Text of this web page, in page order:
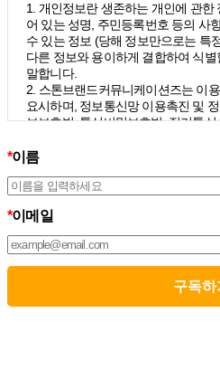
1. 개인정보란 생존하는 개인에 관한
어 있는 성명, 주민등록번호 등의 사
수 있는 정보 (당해 정보만으로는 특
다른 정보와 용이하게 결합하여 식
말합니다.
2. 스톤브랜드커뮤니케이션즈는 이
요시하며, 정보통신망 이용촉진 및
보보호법, 통신비밀보호법, 전기통
개인정보처리방침을 통하여 이용자
치가 취해지고 있는지 알려드립니다.
선을 위하여 개정하는데 필요한 절차
리방침을 회사의 필요와 사회적 변
리고 개인정보처리방침을 개정하는
개정된 사항을 이용자께서 쉽게 알
02. 수집하는 개인정보의 항목 및 수
*이름
*이메일